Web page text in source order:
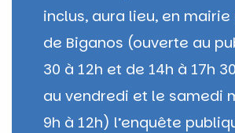
inclus, aura lieu, en
de Biganos (ouverte au
30 à 12h et de 14h à 17h
au vendredi et le samedi
9h à 12h) l’enquête